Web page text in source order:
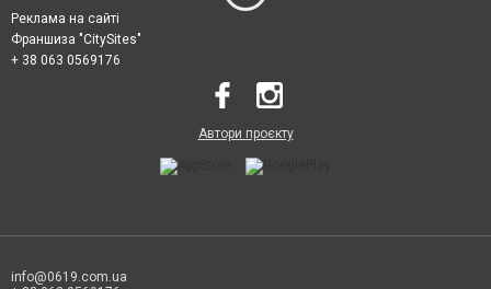
Реклама на сайті
Франшиза "CitySites"
+ 38 063 0569176
Автори проєкту
info@0619.com.ua